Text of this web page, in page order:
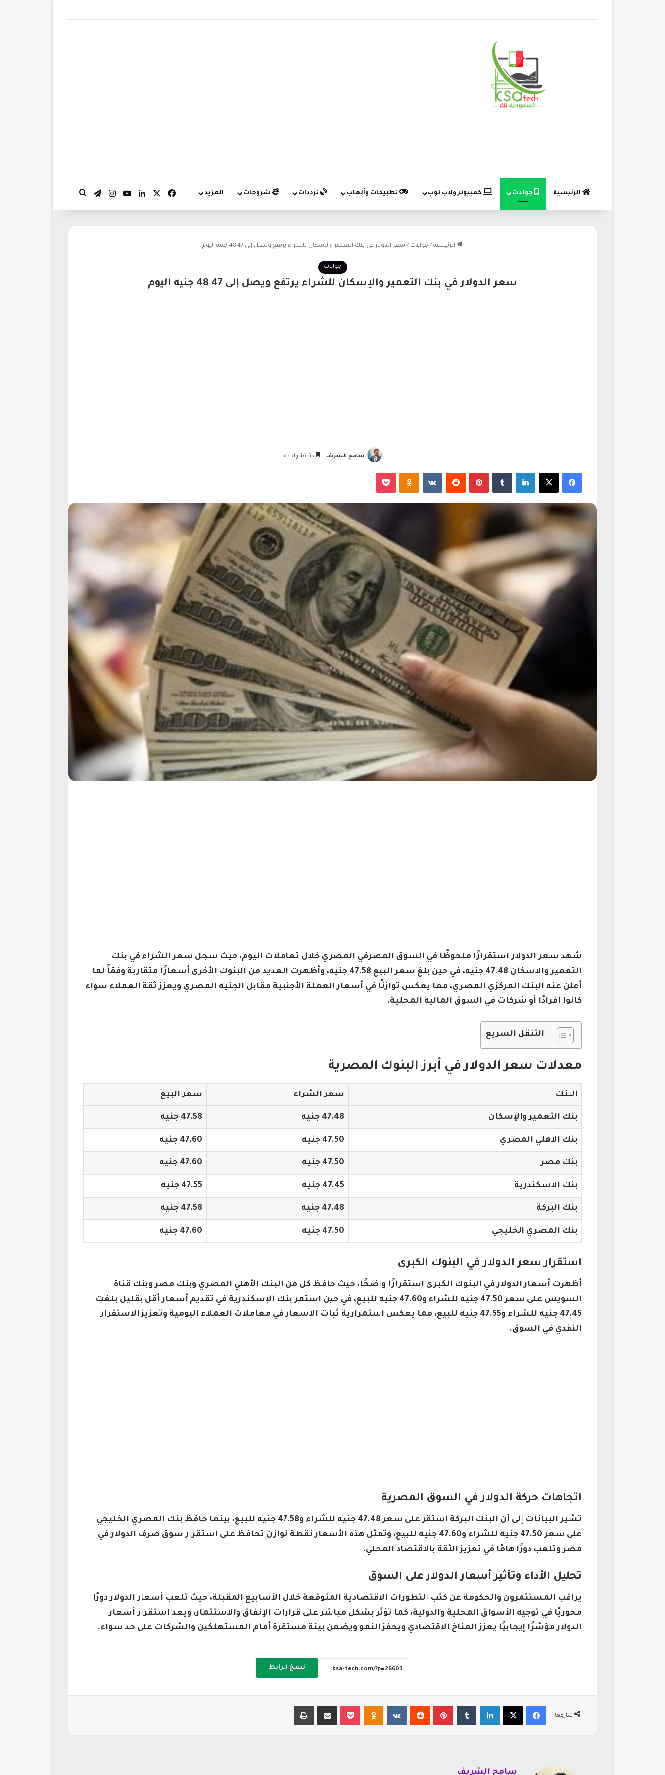
الرئيسية جوالات كمبيوتر ولاب توب تطبيقات وألعاب ترددات شروحات المزيد فيسبوك لينكدإن‫YouTubeانستقرام
تيلقرام
الرئيسية / جوالات / سعر الدولار في بنك التعمير والإسكان للشراء يرتفع ويصل إلى 47 48 جنيه اليوم
جوالات
سعر الدولار في بنك التعمير والإسكان للشراء يرتفع ويصل إلى 47 48 جنيه اليوم
سامح الشريف دقيقة واحدة
فيسبوك لينكدإن بينتيريست
شهد سعر الدولار استقرارًا ملحوظًا في السوق المصرفي المصري خلال تعاملات اليوم، حيث سجل سعر الشراء في بنك
التعمير والإسكان 47.48 جنيه، في حين بلغ سعر البيع 47.58 جنيه، وأظهرت العديد من البنوك الأخرى أسعارًا متقاربة وفقاً لما
أعلن عنه البنك المركزي المصري، مما يعكس توازنًا في أسعار العملة الأجنبية مقابل الجنيه المصري ويعزز ثقة العملاء سواء
كانوا أفرادًا أو شركات في السوق المالية المحلية.
التنقل السريع
معدلات سعر الدولار في أبرز البنوك المصرية
البنك سعر الشراء سعر البيع
بنك التعمير والإسكان 47.48 جنيه 47.58 جنيه
بنك الأهلي المصري 47.50 جنيه 47.60 جنيه
بنك مصر 47.50 جنيه 47.60 جنيه
بنك الإسكندرية 47.45 جنيه 47.55 جنيه
بنك البركة 47.48 جنيه 47.58 جنيه
بنك المصري الخليجي 47.50 جنيه 47.60 جنيه
استقرار سعر الدولار في البنوك الكبرى
أظهرت أسعار الدولار في البنوك الكبرى استقرارًا واضحًا، حيث حافظ كل من البنك الأهلي المصري وبنك مصر وبنك قناة
السويس على سعر 47.50 جنيه للشراء و47.60 جنيه للبيع، في حين استمر بنك الإسكندرية في تقديم أسعار أقل بقليل بلغت
47.45 جنيه للشراء و47.55 جنيه للبيع، مما يعكس استمرارية ثبات الأسعار في معاملات العملاء اليومية وتعزيز الاستقرار
النقدي في السوق.
اتجاهات حركة الدولار في السوق المصرية
تشير البيانات إلى أن البنك البركة استقر على سعر 47.48 جنيه للشراء و47.58 جنيه للبيع، بينما حافظ بنك المصري الخليجي
على سعر 47.50 جنيه للشراء و47.60 جنيه للبيع، وتمثل هذه الأسعار نقطة توازن تحافظ على استقرار سوق صرف الدولار في
مصر وتلعب دورًا هامًا في تعزيز الثقة بالاقتصاد المحلي.
تحليل الأداء وتأثير أسعار الدولار على السوق
يراقب المستثمرون والحكومة عن كثب التطورات الاقتصادية المتوقعة خلال الأسابيع المقبلة، حيث تلعب أسعار الدولار دورًا
محوريًا في توجيه الأسواق المحلية والدولية، كما تؤثر بشكل مباشر على قرارات الإنفاق والاستثمار، ويعد استقرار أسعار
الدولار مؤشرًا إيجابيًا يعزز المناخ الاقتصادي ويحفز النمو ويضمن بيئة مستقرة أمام المستهلكين والشركات على حد سواء.
نسخ الرابط
شاركها
فيسبوك لينكدإن بينتيريست
سامح الشريف